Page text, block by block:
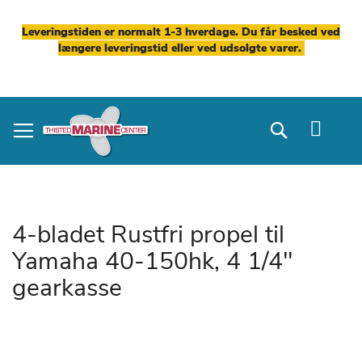
Leveringstiden er normalt 1-3 hverdage. Du får besked ved
længere leveringstid eller ved udsolgte varer.
to
Content
Search
4-bladet Rustfri propel til
Yamaha 40-150hk, 4 1/4"
gearkasse